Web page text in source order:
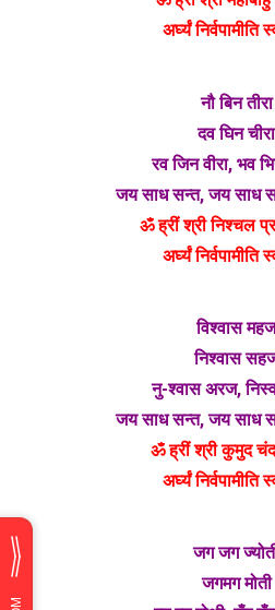
अर्घ्यं निर्वपामीति
नौ बिन
दव घिन
रव जिन वीरा, भव
जय साध सन्त, जय साध
ॐ ह्रीं श्री निश्चल
अर्घ्यं निर्वपामीति
विश्वास
निश्वास
नु-श्वास अरज,
जय साध सन्त, जय साध
ॐ ह्रीं श्री कुमुद चंद
अर्घ्यं निर्वपामीति
जग जग
जगमग